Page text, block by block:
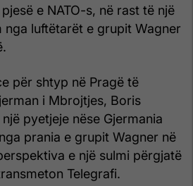
e NATO-s, në rast të një
nga luftëtarët e grupit Wagner
për shtyp në Pragë të
i Mbrojtjes, Boris
pyetjeje nëse Gjermania
prania e grupit Wagner në
e një sulmi përgjatë
Telegrafi.